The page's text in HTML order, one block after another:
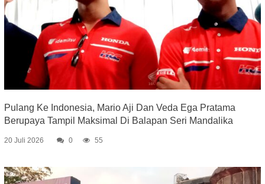
Pulang Ke Indonesia, Mario Aji Dan Veda Ega Pratama
Berupaya Tampil Maksimal Di Balapan Seri Mandalika
20 Juli 2026 0 55